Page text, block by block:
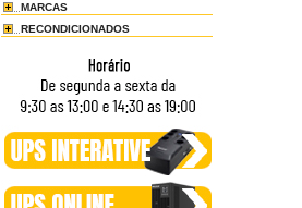
MARCAS
RECONDICIONADOS